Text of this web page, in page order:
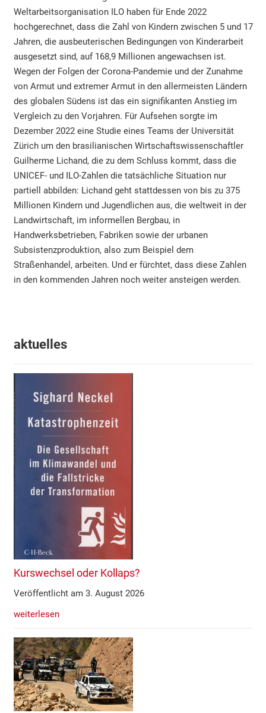
Weltarbeitsorganisation ILO haben für Ende 2022
hochgerechnet, dass die Zahl von Kindern zwischen 5 und 17
Jahren, die ausbeuterischen Bedingungen von Kinderarbeit
ausgesetzt sind, auf 168,9 Millionen angewachsen ist.
Wegen der Folgen der Corona-Pandemie und der Zunahme
von Armut und extremer Armut in den allermeisten Ländern
des globalen Südens ist das ein signifikanten Anstieg im
Vergleich zu den Vorjahren. Für Aufsehen sorgte im
Dezember 2022 eine Studie eines Teams der Universität
Zürich um den brasilianischen Wirtschaftswissenschaftler
Guilherme Lichand, die zu dem Schluss kommt, dass die
UNICEF- und ILO-Zahlen die tatsächliche Situation nur
partiell abbilden: Lichand geht stattdessen von bis zu 375
Millionen Kindern und Jugendlichen aus, die weltweit in der
Landwirtschaft, im informellen Bergbau, in
Handwerksbetrieben, Fabriken sowie der urbanen
Subsistenzproduktion, also zum Beispiel dem
Straßenhandel, arbeiten. Und er fürchtet, dass diese Zahlen
in den kommenden Jahren noch weiter ansteigen werden.
aktuelles
Kurswechsel oder Kollaps?
Veröffentlicht am 3. August 2026
weiterlesen